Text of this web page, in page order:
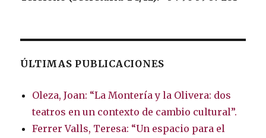
ÚLTIMAS PUBLICACIONES
Oleza, Joan: “La Montería y la Olivera: dos
teatros en un contexto de cambio cultural”.
Ferrer Valls, Teresa: “Un espacio para el